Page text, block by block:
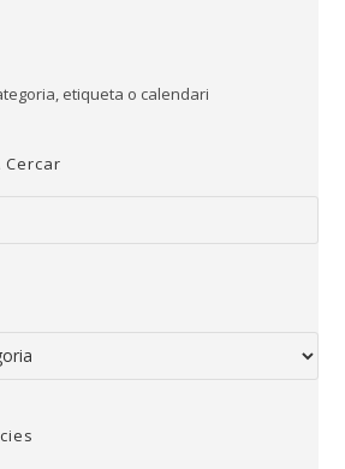
etiqueta o calendari
Cercar